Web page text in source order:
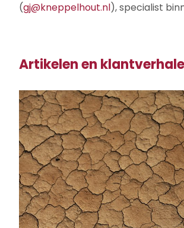
(gj@kneppelhout.nl), specialist
Artikelen en